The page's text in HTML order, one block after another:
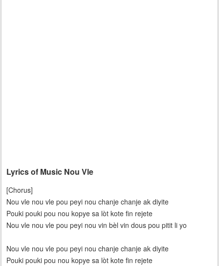
Lyrics of Music Nou Vle
[Chorus]
Nou vle nou vle pou peyi nou chanje chanje ak diyite
Pouki pouki pou nou kopye sa lòt kote fin rejete
Nou vle nou vle pou peyi nou vin bèl vin dous pou pitit li yo
Nou vle nou vle pou peyi nou chanje chanje ak diyite
Pouki pouki pou nou kopye sa lòt kote fin rejete